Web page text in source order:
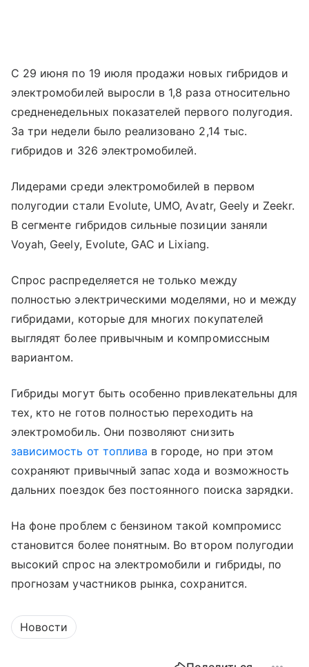
С 29 июня по 19 июля продажи новых гибридов и
электромобилей выросли в 1,8 раза относительно
средненедельных показателей первого полугодия.
За три недели было реализовано 2,14 тыс.
гибридов и 326 электромобилей.
Лидерами среди электромобилей в первом
полугодии стали Evolute, UMO, Avatr, Geely и Zeekr.
В сегменте гибридов сильные позиции заняли
Voyah, Geely, Evolute, GAC и Lixiang.
Спрос распределяется не только между
полностью электрическими моделями, но и между
гибридами, которые для многих покупателей
выглядят более привычным и компромиссным
вариантом.
Гибриды могут быть особенно привлекательны для
тех, кто не готов полностью переходить на
электромобиль. Они позволяют снизить
зависимость от топлива в городе, но при этом
сохраняют привычный запас хода и возможность
дальних поездок без постоянного поиска зарядки.
На фоне проблем с бензином такой компромисс
становится более понятным. Во втором полугодии
высокий спрос на электромобили и гибриды, по
прогнозам участников рынка, сохранится.
Новости